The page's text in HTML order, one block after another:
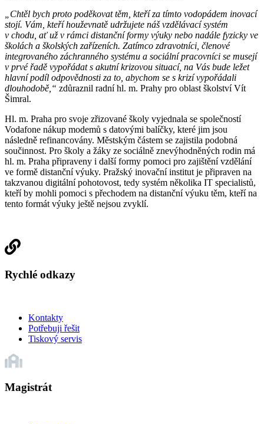
„Chtěl bych proto poděkovat těm, kteří za tímto vodopádem inovací
stojí. Vám, kteří houževnatě udržujete náš vzdělávací systém
v chodu, ať už v rámci distanční formy výuky nebo nadále fyzicky ve
školách a školských zařízeních. Zatímco zdravotníci, členové
integrovaného záchranného systému a sociální pracovníci se musejí
v prvé řadě vypořádat s akutní krizovou situací, na Vás bude ležet
hlavní podíl odpovědnosti za to, abychom se s krizí vypořádali
dlouhodobě,“ zdůraznil radní hl. m. Prahy pro oblast školství Vít
Šimral.
Hl. m. Praha pro svoje zřizované školy vyjednala se společností
Vodafone nákup modemů s datovými balíčky, které jim jsou
následně refinancovány. Městským částem se zajistila podobná
součinnost. Pro školy a žáky ze sociálně znevýhodněných rodin má
hl. m. Praha připraveny i další formy pomoci pro zajištění vzdělání
ve formě distanční výuky. Pražský inovační institut je připraven na
takzvanou digitální pohotovost, tedy systém několika IT specialistů,
kteří by mohli pomoci s přechodem na distanční výuku těm, kteří na
tento formát výuky ještě nejsou zvyklí.
Rychlé odkazy
Kontakty
Potřebuji řešit
Tiskový servis
Magistrát